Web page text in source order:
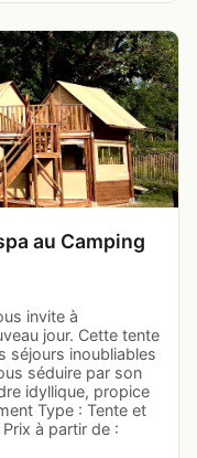
au Camping
invite à
jour. Cette tente
séjours inoubliables
séduire par son
idyllique, propice
Type : Tente et
à partir de :